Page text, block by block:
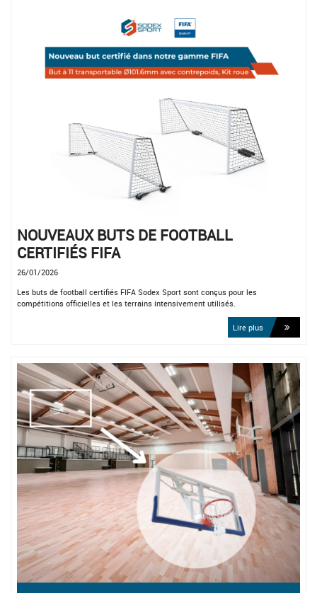
NOUVEAUX BUTS DE FOOTBALL
CERTIFIÉS FIFA
26/01/2026
Les buts de football certifiés FIFA Sodex Sport sont conçus pour les
compétitions officielles et les terrains intensivement utilisés.
Lire plus